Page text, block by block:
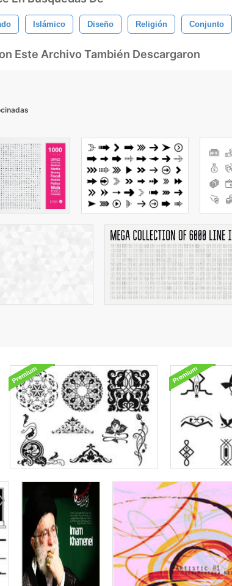
Islámico Diseño Religión Conjunto
Este Archivo También Descargaron